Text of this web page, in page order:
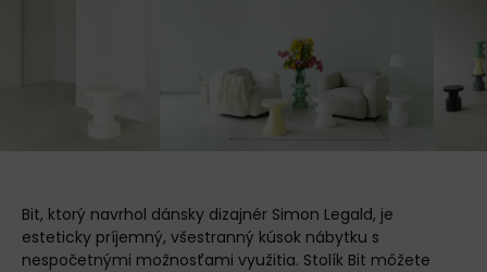
Bit, ktorý navrhol dánsky dizajnér Simon Legald, je
esteticky príjemný, všestranný kúsok nábytku s
nespočetnými možnosťami využitia. Stolík Bit môžete